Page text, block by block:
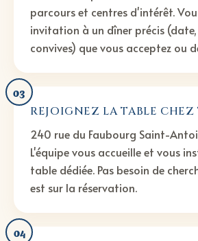
parcours et centres d'intérêt.
invitation à un dîner précis
convives) que vous acceptez ou
03
REJOIGNEZ LA TABLE
240 rue du Faubourg Saint-
L'équipe vous accueille et vous
table dédiée. Pas besoin de
est sur la réservation.
04